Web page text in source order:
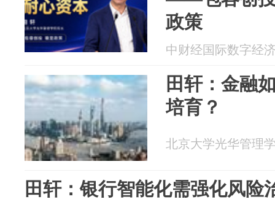
政策
中财经国际数字经
田轩：金融
培育？
北京大学光华管理
田轩：银行智能化需强化风险